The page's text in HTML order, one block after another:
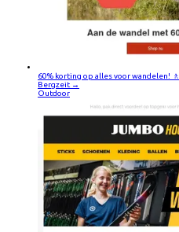
60% korting op alles voor wandelen! 🚶
Bergzeit →
Outdoor